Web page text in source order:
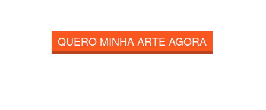
QUERO MINHA ARTE AGORA